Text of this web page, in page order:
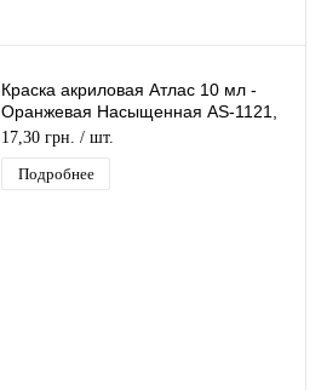
Краска акриловая Атлас 10 мл -
Оранжевая Насыщенная AS-1121,
А-031
17,30 грн. / шт.
Подробнее